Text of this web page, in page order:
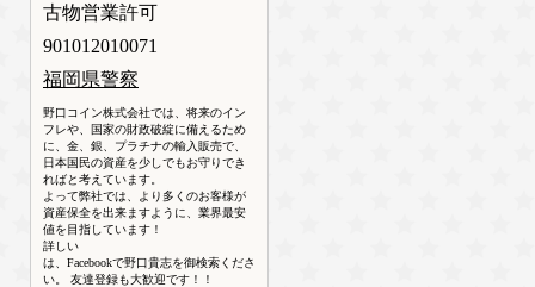
古物営業許可
901012010071
福岡県警察
野口コイン株式会社では、将来のイン
フレや、国家の財政破綻に備えるため
に、金、銀、プラチナの輸入販売で、
日本国民の資産を少しでもお守りでき
ればと考えています。
よって弊社では、より多くのお客様が
資産保全を出来ますように、業界最安
値を目指しています！
詳しい
は、Facebookで野口貴志を御検索くださ
い。 友達登録も大歓迎です！！